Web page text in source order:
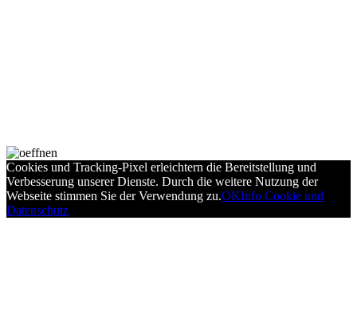
Cookies und Tracking-Pixel erleichtern die Bereitstellung und
Verbesserung unserer Dienste. Durch die weitere Nutzung der
Webseite stimmen Sie der Verwendung zu.OKInfo Cookie und
Datenschutz